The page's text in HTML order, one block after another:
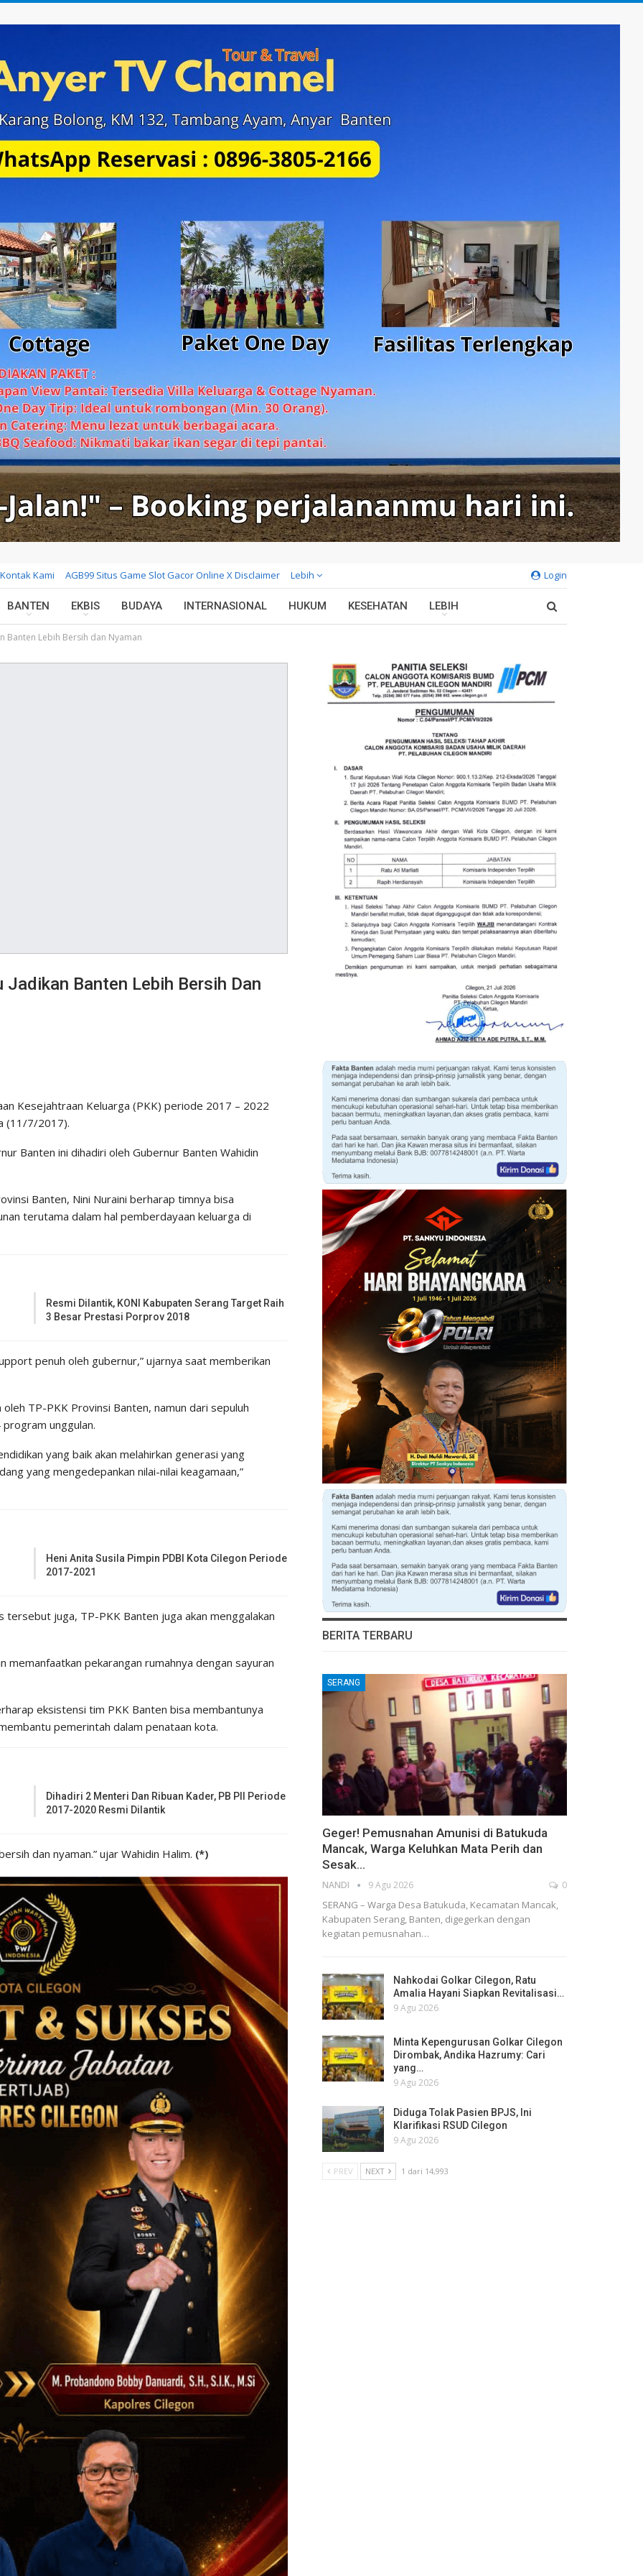
Login
Kontak Kami AGB99 Situs Game Slot Gacor Online X Disclaimer Lebih
BANTEN EKBIS BUDAYA INTERNASIONAL HUKUM KESEHATAN LEBIH
Banten Lebih Bersih dan Nyaman
Jadikan Banten Lebih Bersih Dan
Kesejahtraan Keluarga (PKK) periode 2017 – 2022
(11/7/2017).
Banten ini dihadiri oleh Gubernur Banten Wahidin
Banten, Nini Nuraini berharap timnya bisa
terutama dalam hal pemberdayaan keluarga di
Resmi Dilantik, KONI Kabupaten Serang Target Raih
3 Besar Prestasi Porprov 2018
penuh oleh gubernur,” ujarnya saat memberikan
TP-PKK Provinsi Banten, namun dari sepuluh
unggulan.
yang baik akan melahirkan generasi yang
yang mengedepankan nilai-nilai keagamaan,”
Heni Anita Susila Pimpin PDBI Kota Cilegon Periode
2017-2021
juga, TP-PKK Banten juga akan menggalakan
memanfaatkan pekarangan rumahnya dengan sayuran
eksistensi tim PKK Banten bisa membantunya
pemerintah dalam penataan kota.
Dihadiri 2 Menteri Dan Ribuan Kader, PB PII Periode
2017-2020 Resmi Dilantik
dan nyaman.” ujar Wahidin Halim. (*)
BERITA TERBARU
SERANG
Geger! Pemusnahan Amunisi di Batukuda
Mancak, Warga Keluhkan Mata Perih dan
Sesak…
NANDI 9 Agu 2026 0
SERANG – Warga Desa Batukuda, Kecamatan Mancak,
Kabupaten Serang, Banten, digegerkan dengan
kegiatan pemusnahan…
Nahkodai Golkar Cilegon, Ratu
Amalia Hayani Siapkan Revitalisasi…
9 Agu 2026
Minta Kepengurusan Golkar Cilegon
Dirombak, Andika Hazrumy: Cari
yang…
9 Agu 2026
Diduga Tolak Pasien BPJS, Ini
Klarifikasi RSUD Cilegon
9 Agu 2026
PREV NEXT 1 dari 14,993